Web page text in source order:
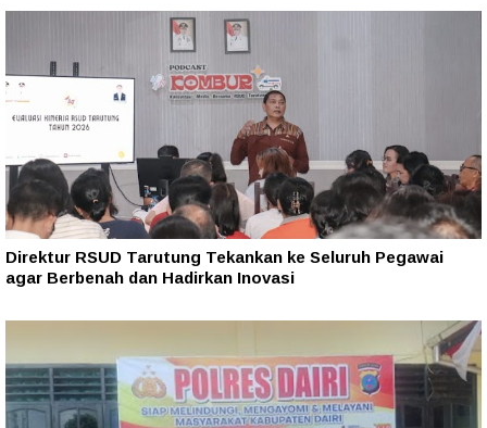
Direktur RSUD Tarutung Tekankan ke Seluruh Pegawai
agar Berbenah dan Hadirkan Inovasi